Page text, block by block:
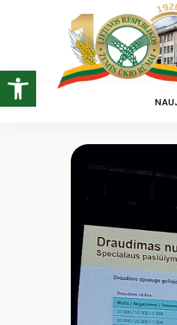
Open toolbar